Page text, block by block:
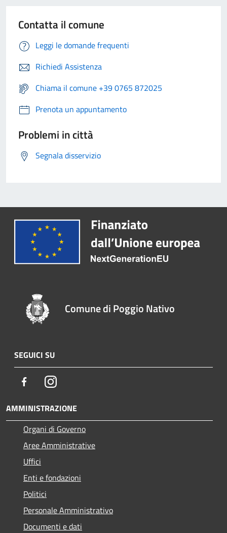
Contatta il comune
Leggi le domande frequenti
Richiedi Assistenza
Chiama il comune +39 0765 872025
Prenota un appuntamento
Problemi in città
Segnala disservizio
Comune di Poggio Nativo
SEGUICI SU
FacebookInstagram
AMMINISTRAZIONE
Organi di Governo
Aree Amministrative
Uffici
Enti e fondazioni
Politici
Personale Amministrativo
Documenti e dati